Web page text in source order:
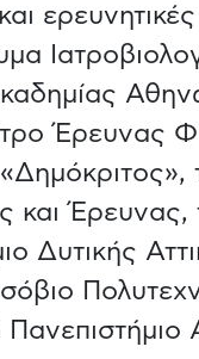
Έρευνας
και Έρευνας,
Δυτικής
Πανεπιστήμιο